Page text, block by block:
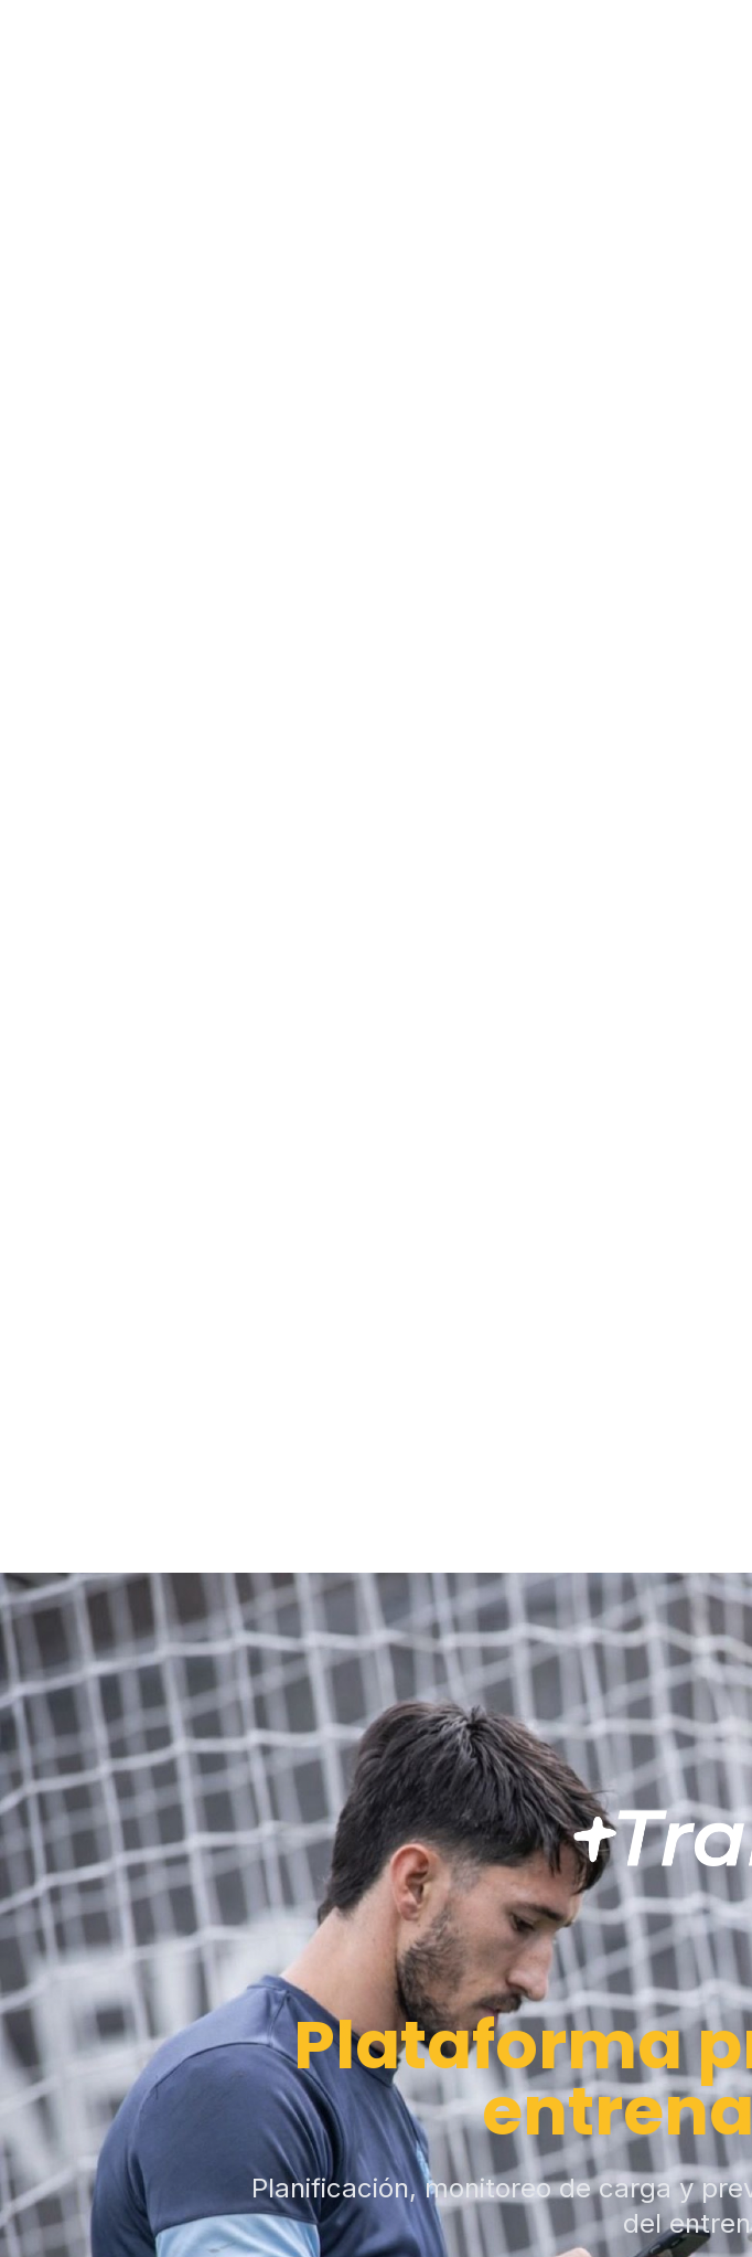
Plataforma
Planificación, monitoreo de carga y
del